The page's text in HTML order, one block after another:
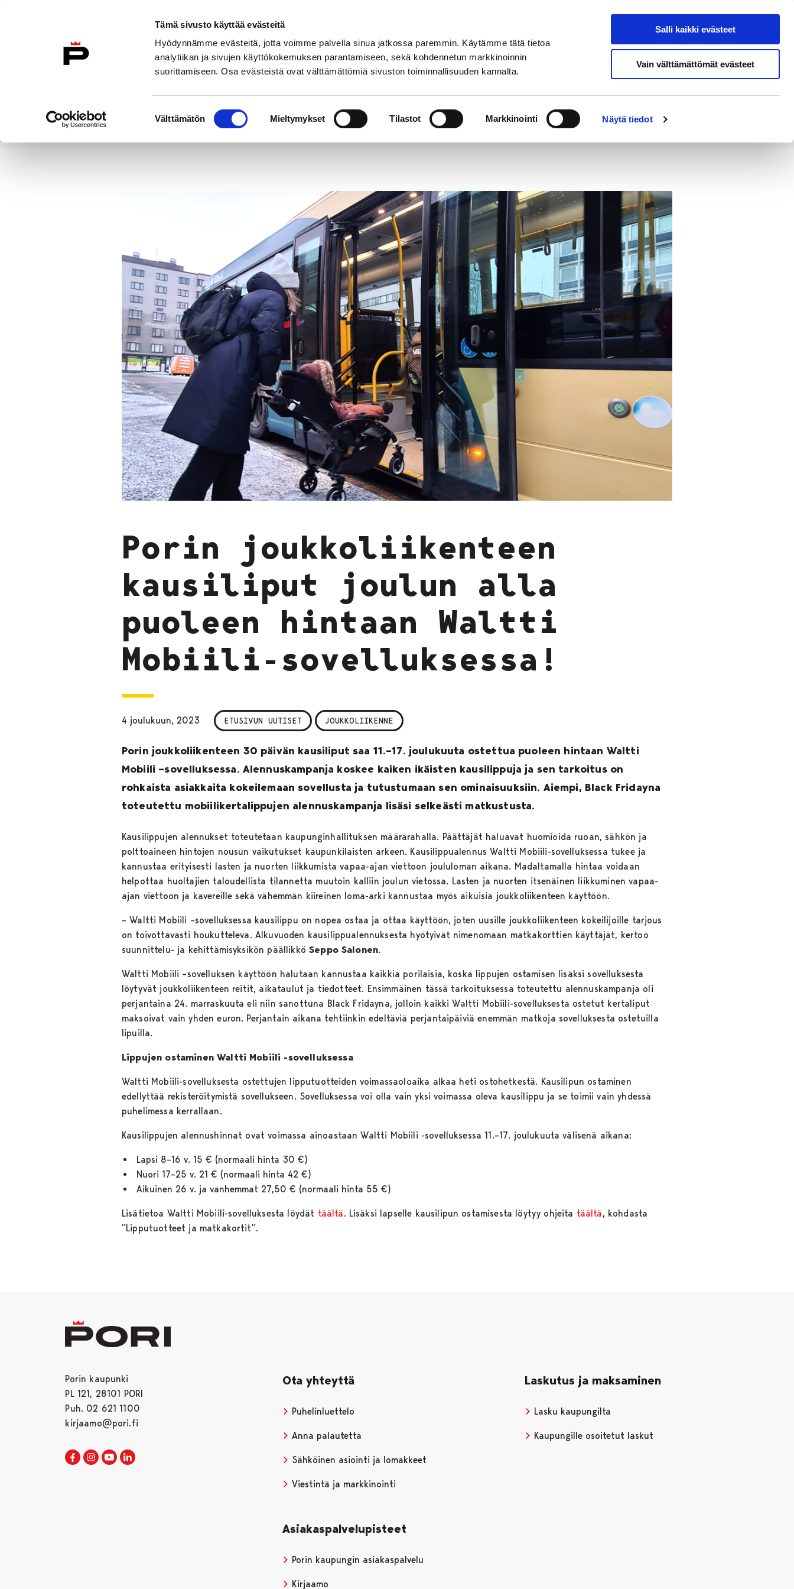
Tämä sivusto käyttää evästeitä
Hyödynnämme evästeitä, jotta voimme palvella sinua jatkossa paremmin. Käytämme tätä tietoa
analytiikan ja sivujen käyttökokemuksen parantamiseen, sekä kohdennetun markkinoinnin
suorittamiseen. Osa evästeistä ovat välttämättömiä sivuston toiminnallisuuden kannalta.
valinta
Välttämätön Mieltymykset Tilastot Markkinointi Näytä tiedot
Salli kaikki evästeet
Vain välttämättömät evästeet
Etusivulle
Hae sivustolta
Etusivu
Porin joukkoliikenteen
kausiliput joulun alla
puoleen hintaan Waltti
Mobiili-sovelluksessa!
4 joulukuun, 2023 ETUSIVUN UUTISET JOUKKOLIIKENNE
Porin joukkoliikenteen 30 päivän kausiliput saa 11.–17. joulukuuta ostettua puoleen hintaan Waltti
Mobiili –sovelluksessa. Alennuskampanja koskee kaiken ikäisten kausilippuja ja sen tarkoitus on
rohkaista asiakkaita kokeilemaan sovellusta ja tutustumaan sen ominaisuuksiin. Aiempi, Black Fridayna
toteutettu mobiilikertalippujen alennuskampanja lisäsi selkeästi matkustusta.
Kausilippujen alennukset toteutetaan kaupunginhallituksen määrärahalla. Päättäjät haluavat huomioida ruoan, sähkön ja
polttoaineen hintojen nousun vaikutukset kaupunkilaisten arkeen. Kausilippualennus Waltti Mobiili-sovelluksessa tukee ja
kannustaa erityisesti lasten ja nuorten liikkumista vapaa-ajan viettoon joululoman aikana. Madaltamalla hintaa voidaan
helpottaa huoltajien taloudellista tilannetta muutoin kalliin joulun vietossa. Lasten ja nuorten itsenäinen liikkuminen vapaa-
ajan viettoon ja kavereille sekä vähemmän kiireinen loma-arki kannustaa myös aikuisia joukkoliikenteen käyttöön.
– Waltti Mobiili –sovelluksessa kausilippu on nopea ostaa ja ottaa käyttöön, joten uusille joukkoliikenteen kokeilijoille tarjous
on toivottavasti houkutteleva. Alkuvuoden kausilippualennuksesta hyötyivät nimenomaan matkakorttien käyttäjät, kertoo
suunnittelu- ja kehittämisyksikön päällikköSeppo Salonen.
Waltti Mobiili –sovelluksen käyttöön halutaan kannustaa kaikkia porilaisia, koska lippujen ostamisen lisäksi sovelluksesta
löytyvät joukkoliikenteen reitit, aikataulut ja tiedotteet. Ensimmäinen tässä tarkoituksessa toteutettu alennuskampanja oli
perjantaina 24. marraskuuta eli niin sanottuna Black Fridayna, jolloin kaikki Waltti Mobiili-sovelluksesta ostetut kertaliput
maksoivat vain yhden euron. Perjantain aikana tehtiinkin edeltäviä perjantaipäiviä enemmän matkoja sovelluksesta ostetuilla
lipuilla.
Lippujen ostaminen Waltti Mobiili -sovelluksessa
Waltti Mobiili-sovelluksesta ostettujen lipputuotteiden voimassaoloaika alkaa heti ostohetkestä. Kausilipun ostaminen
edellyttää rekisteröitymistä sovellukseen. Sovelluksessa voi olla vain yksi voimassa oleva kausilippu ja se toimii vain yhdessä
puhelimessa kerrallaan.
Kausilippujen alennushinnat ovat voimassa ainoastaan Waltti Mobiili -sovelluksessa 11.–17. joulukuuta välisenä aikana:
Lapsi 8–16 v. 15 € (normaali hinta 30 €)
Nuori 17–25 v. 21 € (normaali hinta 42 €)
Aikuinen 26 v. ja vanhemmat 27,50 € (normaali hinta 55 €)
Lisätietoa Waltti Mobiili-sovelluksesta löydät täältä. Lisäksi lapselle kausilipun ostamisesta löytyy ohjeita täältä, kohdasta
”Lipputuotteet ja matkakortit”.
Porin kaupunki
PL 121, 28101 PORI
Puh. 02 621 1100
kirjaamo@pori.fi
Porin kaupunki Facebookissa
Avautuu uudessa välilehdessä
Porin kaupunki Instagramissa
Avautuu uudessa välilehdessä
Porin kaupunki Youtubessa
Avautuu uudessa välilehdessä
Ota yhteyttä
Puhelinluettelo
Anna palautetta
Sähköinen asiointi ja lomakkeet
Viestintä ja markkinointi
Laskutus ja maksaminen
Lasku kaupungilta
Kaupungille osoitetut laskut
Asiakaspalvelupisteet
Porin kaupungin asiakaspalvelu
Kirjaamo